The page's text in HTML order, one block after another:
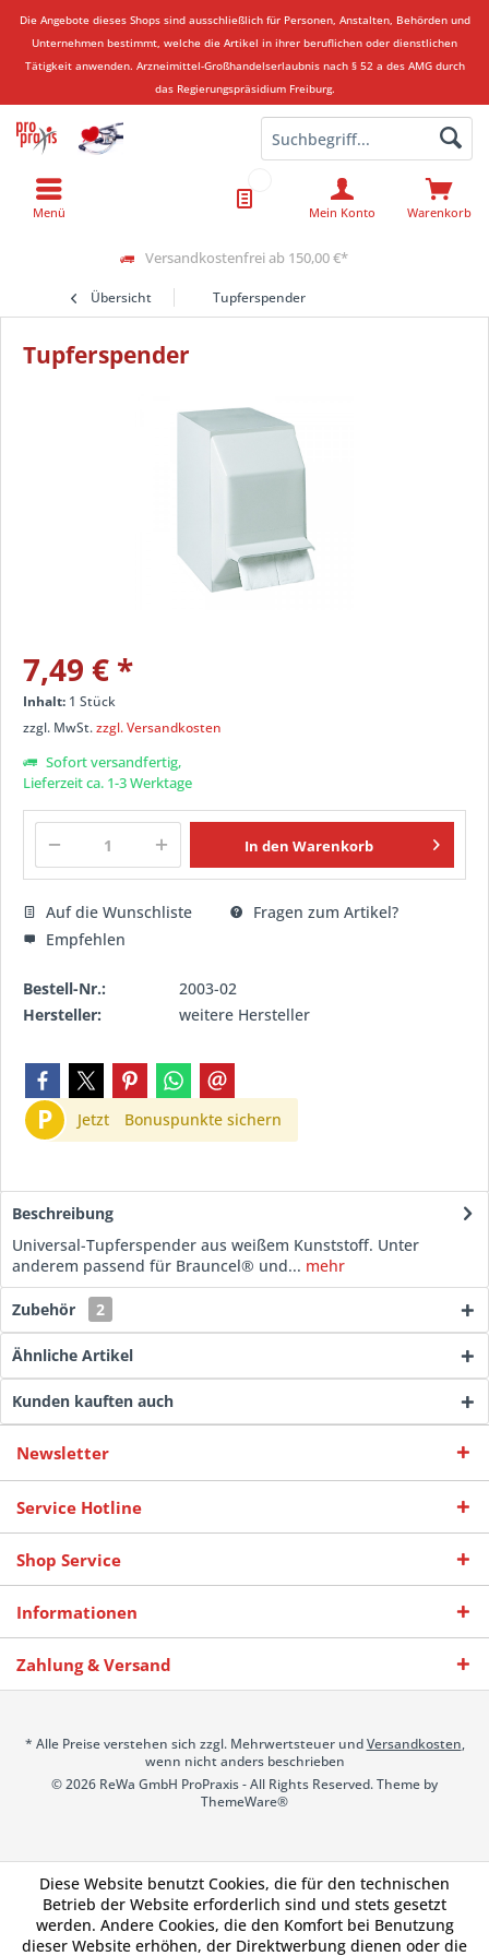
Die Angebote dieses Shops sind ausschließlich für Personen, Anstalten, Behörden und
Unternehmen bestimmt, welche die Artikel in ihrer beruflichen oder dienstlichen
Tätigkeit anwenden. Arzneimittel-Großhandelserlaubnis nach § 52 a des AMG durch
das Regierungspräsidium Freiburg.
Versandkostenfrei ab 150,00 €*
Warenkorb
Mein Konto
Menü
Übersicht Tupferspender
Tupferspender
7,49 € *
Inhalt: 1 Stück
zzgl. MwSt.zzgl. Versandkosten
Sofort versandfertig,
Lieferzeit ca. 1-3 Werktage
In den Warenkorb
Auf die Wunschliste
Fragen zum Artikel?
Empfehlen
Bestell-Nr.:
2003-02
Hersteller:
weitere Hersteller
P Jetzt Bonuspunkte sichern
Beschreibung
Universal-Tupferspender aus weißem Kunststoff. Unter
anderem passend für Brauncel® und... mehr
Zubehör 2
Ähnliche Artikel
Kunden kauften auch
Newsletter
Service Hotline
Shop Service
Informationen
Zahlung & Versand
* Alle Preise verstehen sich zzgl. Mehrwertsteuer undVersandkosten,
wenn nicht anders beschrieben
© 2026 ReWa GmbH ProPraxis - All Rights Reserved. Theme by
ThemeWare®
Diese Website benutzt Cookies, die für den technischen
Betrieb der Website erforderlich sind und stets gesetzt
werden. Andere Cookies, die den Komfort bei Benutzung
dieser Website erhöhen, der Direktwerbung dienen oder die